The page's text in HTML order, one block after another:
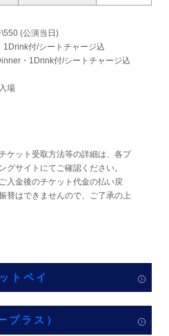
(公演当日)
1Drink付/シートチャージ込
・1Drink付/シートチャージ込
場
ケット受取方法等の詳細は、各プ
グサイトにてご確認ください。
入金後のチケット代金の払い戻
替はできませんので、ご了承の上
トペイ
プラス）